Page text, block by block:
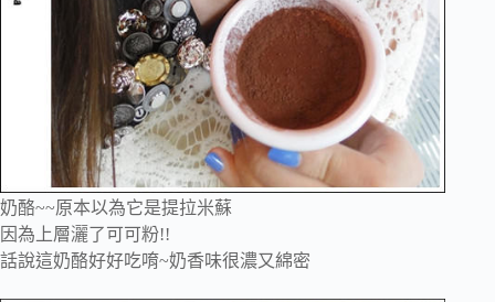
奶酪~~原本以為它是提拉米蘇
因為上層灑了可可粉!!
話說這奶酪好好吃唷~奶香味很濃又綿密